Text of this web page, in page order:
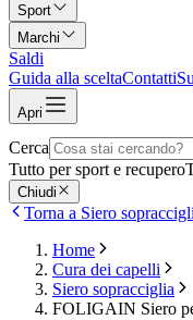
Sport
Marchi
Saldi
Guida alla sceltaContatti
Apri
Cerca
Tutto per sport e recupero
Chiudi
Torna a Siero
Home
Cura dei capelli
Siero sopracciglia
FOLIGAIN Siero